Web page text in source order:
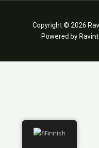
Copyright © 2026
Powered by
Finnish